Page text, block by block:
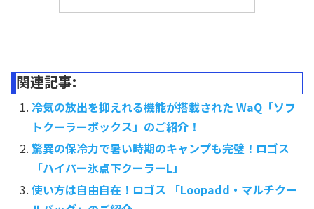
関連記事:
冷気の放出を抑えれる機能が搭載された WaQ「ソフ
トクーラーボックス」のご紹介！
驚異の保冷力で暑い時期のキャンプも完璧！ロゴス
「ハイパー氷点下クーラーL」
使い方は自由自在！ロゴス 「Loopadd・マルチクー